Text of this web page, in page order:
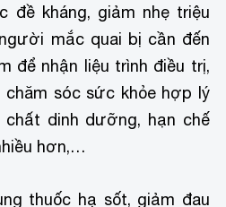
đề kháng, giảm nhẹ triệu
mắc quai bị cần đến
để nhận liệu trình điều trị,
sóc sức khỏe hợp lý
dinh dưỡng, hạn chế
hơn,…
thuốc hạ sốt, giảm đau